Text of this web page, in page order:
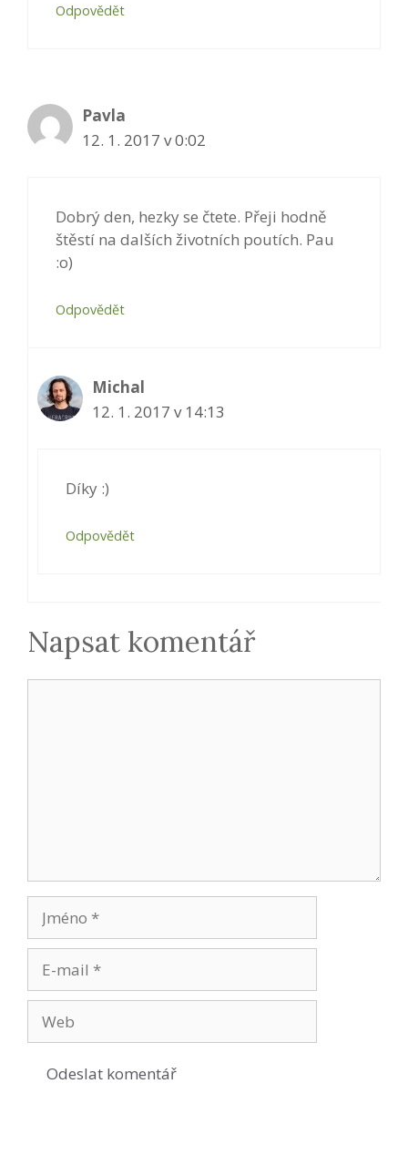
Odpovědět
Pavla
12. 1. 2017 v 0:02
Dobrý den, hezky se čtete. Přeji hodně
štěstí na dalších životních poutích. Pau
:o)
Odpovědět
Michal
12. 1. 2017 v 14:13
Díky :)
Odpovědět
Napsat komentář
mail